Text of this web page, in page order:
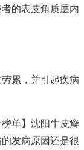
的表皮角质层内
累，并引起疾病
单】沈阳牛皮癣
发病原因还是很